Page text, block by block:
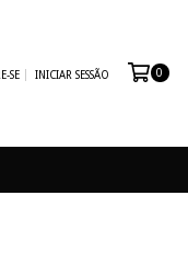
SE INICIAR SESSÃO 0